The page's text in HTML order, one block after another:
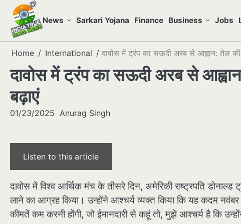
Skip
content
News Sarkari Yojana Finance Business Jobs
Home
International दावोस में ट्रंप का सऊदी अरब से आह्वान: तेल की
दावोस में ट्रंप का सऊदी अरब से
बढ़ाएं
01/23/2025 Anurag Singh
Listen to this article
दावोस में विश्व आर्थिक मंच के तीसरे दिन, अमेरिकी राष्ट्रपति
लाने का आग्रह किया। उन्होंने आश्चर्य व्यक्त किया कि यह कदम
कीमतें कम करनी होंगी, जो ईमानदारी से कहूं तो, मुझे आश्चर्य है कि